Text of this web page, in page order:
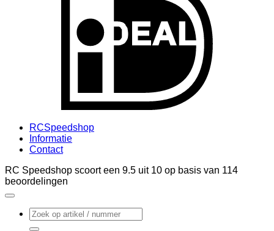
RCSpeedshop
Informatie
Contact
RC Speedshop scoort een 9.5 uit 10 op basis van 114
beoordelingen
Zoeken
naar: